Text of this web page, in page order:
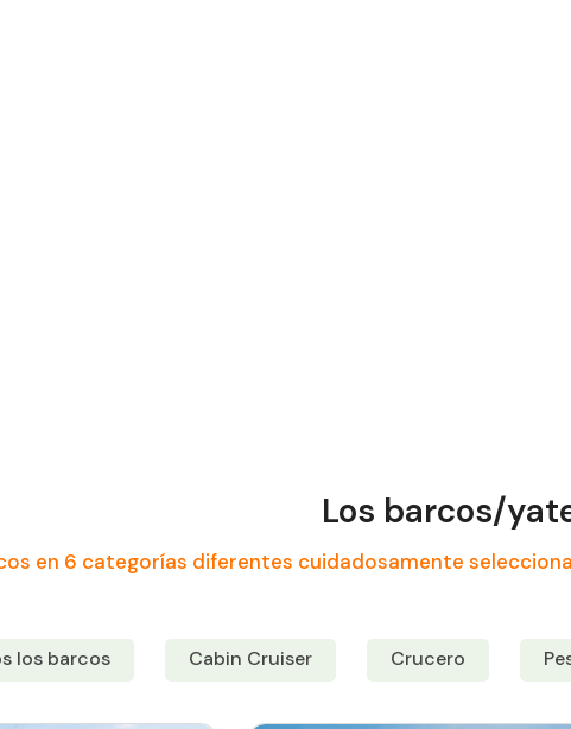
Los barcos/
en 6 categorías diferentes cuidadosamente
los barcos Cabin Cruiser Crucero